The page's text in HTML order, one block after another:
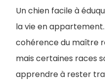
Un chien facile à
la vie en
cohérence du maître
mais certaines races
apprendre à rester